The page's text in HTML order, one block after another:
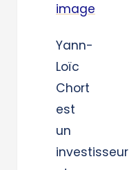
image
Yann-
Loïc
Chort
est
un
investisseur